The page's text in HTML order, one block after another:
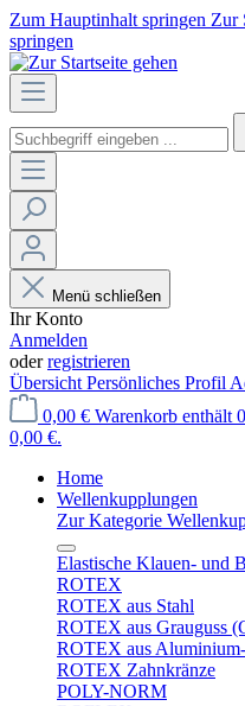
Zum Hauptinhalt springen Zur
springen
Menü schließen
Ihr Konto
Anmelden
oderregistrieren
Übersicht Persönliches Profil
0,00 € Warenkorb enthält
0,00 €.
Home
Wellenkupplungen
Zur Kategorie
Elastische Klauen- und
ROTEX
ROTEX aus Stahl
ROTEX aus Grauguss
ROTEX aus
ROTEX Zahnkränze
POLY-NORM